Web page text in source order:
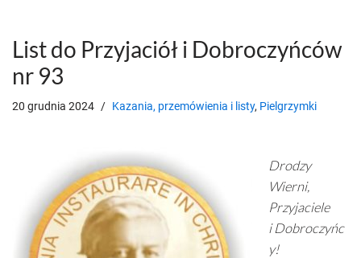
List do Przyjaciół i Dobroczyńców
nr 93
20 grudnia 2024 Kazania, przemówienia i listy, Pielgrzymki
Drodzy
Wierni,
Przyjaciele
i Dobroczyńc
y!